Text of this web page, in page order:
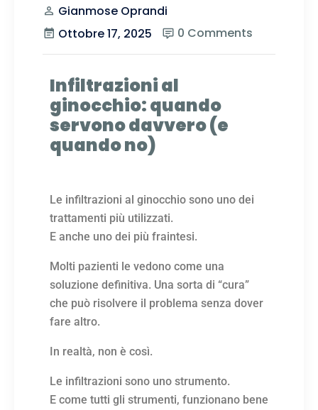
Gianmose Oprandi
Ottobre 17, 2025
0 Comments
Infiltrazioni al
ginocchio: quando
servono davvero (e
quando no)
Le infiltrazioni al ginocchio sono uno dei
trattamenti più utilizzati.
E anche uno dei più fraintesi.
Molti pazienti le vedono come una
soluzione definitiva. Una sorta di “cura”
che può risolvere il problema senza dover
fare altro.
In realtà, non è così.
Le infiltrazioni sono uno strumento.
E come tutti gli strumenti, funzionano bene